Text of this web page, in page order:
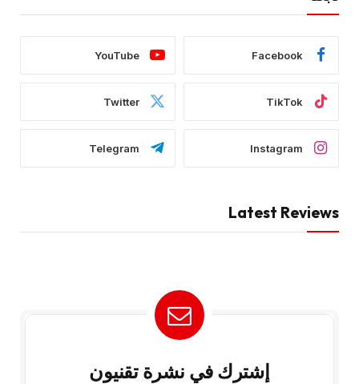
Facebook
YouTube
TikTok
Twitter
Instagram
Telegram
Latest Reviews
إشترك في نشرة تقنيون